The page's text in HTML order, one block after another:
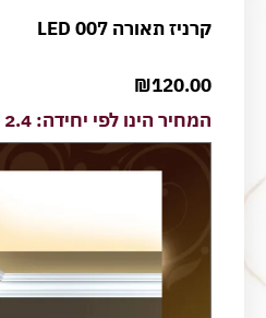
קרניז תאורה LED 007
₪120.00
המחיר הינו לפי יחידה: 2.4 מטר וכולל מע"מ